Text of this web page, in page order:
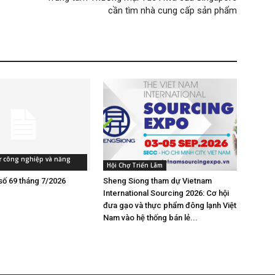
cần tìm nhà cung cấp sản phẩm
công nghiệp và năng
69 tháng 7/2026
Hội Chợ Triển Lãm
Sheng Siong tham dự Vietnam
International Sourcing 2026: Cơ hội
đưa gạo và thực phẩm đông lạnh Việt
Nam vào hệ thống bán lẻ...